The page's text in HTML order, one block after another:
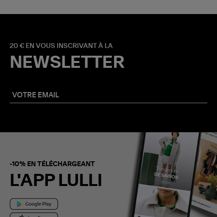
20 € EN VOUS INSCRIVANT À LA
NEWSLETTER
-10% EN TÉLÉCHARGEANT
L'APP LULLI